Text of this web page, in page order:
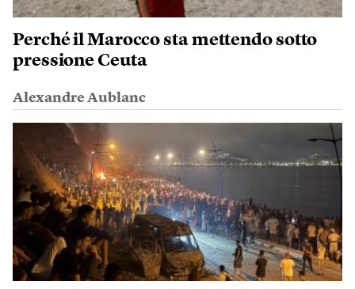
Perché il Marocco sta mettendo sotto
pressione Ceuta
Alexandre Aublanc